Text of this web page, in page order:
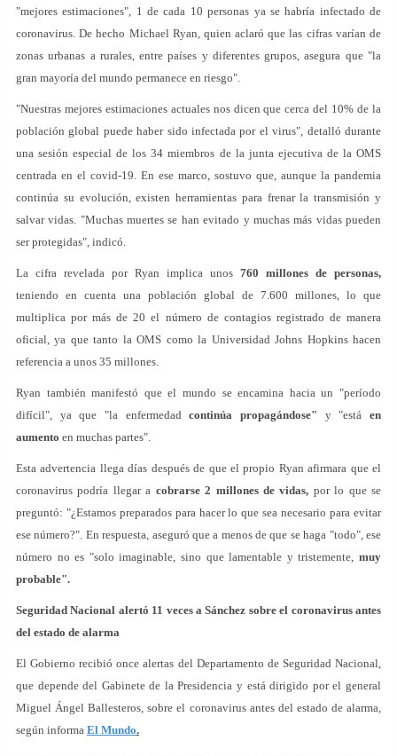
"mejores estimaciones", 1 de cada 10 personas ya se habría infectado de
coronavirus. De hecho Michael Ryan, quien aclaró que las cifras varían de
zonas urbanas a rurales, entre países y diferentes grupos, asegura que "la
gran mayoría del mundo permanece en riesgo".
"Nuestras mejores estimaciones actuales nos dicen que cerca del 10% de la
población global puede haber sido infectada por el virus", detalló durante
una sesión especial de los 34 miembros de la junta ejecutiva de la OMS
centrada en el covid-19. En ese marco, sostuvo que, aunque la pandemia
continúa su evolución, existen herramientas para frenar la transmisión y
salvar vidas. "Muchas muertes se han evitado y muchas más vidas pueden
ser protegidas", indicó.
La cifra revelada por Ryan implica unos 760 millones de personas,
teniendo en cuenta una población global de 7.600 millones, lo que
multiplica por más de 20 el número de contagios registrado de manera
oficial, ya que tanto la OMS como la Universidad Johns Hopkins hacen
referencia a unos 35 millones.
Ryan también manifestó que el mundo se encamina hacia un "período
difícil", ya que "la enfermedadcontinúa propagándose" y "estáen
aumento en muchas partes".
Esta advertencia llega días después de que el propio Ryan afirmara que el
coronavirus podría llegar a cobrarse 2 millones de vidas, por lo que se
preguntó: "¿Estamos preparados para hacer lo que sea necesario para evitar
ese número?". En respuesta, aseguró que a menos de que se haga "todo", ese
número no es "solo imaginable, sino que lamentable y tristemente, muy
probable".
Seguridad Nacional alertó 11 veces a Sánchez sobre el coronavirus antes
del estado de alarma
El Gobierno recibió once alertas del Departamento de Seguridad Nacional,
que depende del Gabinete de la Presidencia y está dirigido por el general
Miguel Ángel Ballesteros, sobre el coronavirus antes del estado de alarma,
según informa El Mundo.